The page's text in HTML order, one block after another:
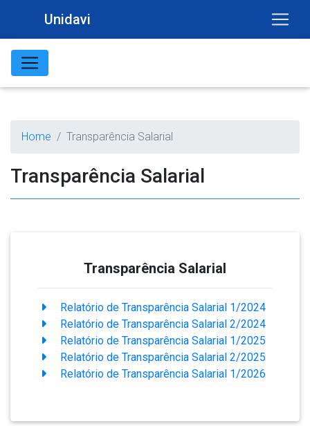
Unidavi
Home Transparência Salarial
Transparência Salarial
Transparência Salarial
Relatório de Transparência Salarial 1/2024
Relatório de Transparência Salarial 2/2024
Relatório de Transparência Salarial 1/2025
Relatório de Transparência Salarial 2/2025
Relatório de Transparência Salarial 1/2026